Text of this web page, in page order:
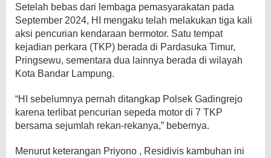
Setelah bebas dari lembaga pemasyarakatan pada
September 2024, HI mengaku telah melakukan tiga kali
aksi pencurian kendaraan bermotor. Satu tempat
kejadian perkara (TKP) berada di Pardasuka Timur,
Pringsewu, sementara dua lainnya berada di wilayah
Kota Bandar Lampung.
“HI sebelumnya pernah ditangkap Polsek Gadingrejo
karena terlibat pencurian sepeda motor di 7 TKP
bersama sejumlah rekan-rekanya,” bebernya.
Menurut keterangan Priyono , Residivis kambuhan ini